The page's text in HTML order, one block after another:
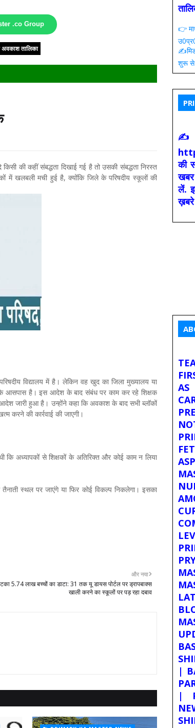
.co Group
अवकाश तालिका
की कहीं संबद्धता दिखाई गई है तो उसकी संबद्धता निरस्त
में खलबली मची हुई है, क्योंकि जिले के परिषदीय स्कूलों की
विद्यालय में है। लेकिन वह खुद का जिला मुख्यालय या
आसपास है। इस आदेश के बाद संबंध पर काम कर रहे शिक्षक
आदेश जारी हुआ है। उन्होंने कहा कि अवकाश के बाद सभी ब्लॉकों
करने की कार्रवाई की जाएगी।
कि अध्यापकों से शिक्षकों के अतिरिक्त और कोई काम न लिया
स्थल पर जाएंगे या फिर कोई विकल्प निकलेगा। इसका
और नया
5.74 लाख बच्चों का डाटा: 31 तक यू डायस पोर्टल पर ड्रापबाक्स
खाली करने का स्कूलों पर पड़ रहा दबाव
👉
✍️मिड
शुरू
की
खबर
लें.
ख़बरे
AS
|
|